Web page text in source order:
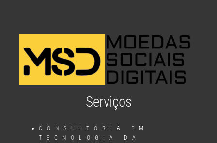
Serviços
CONSULTORIA EM
TECNOLOGIA DA